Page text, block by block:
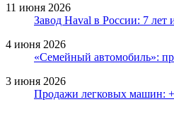
11 июня 2026
Завод Haval в России: 7
4 июня 2026
«Семейный автомобиль»:
3 июня 2026
Продажи легковых машин: